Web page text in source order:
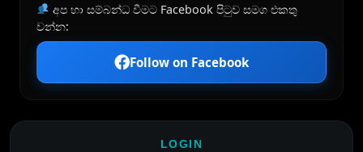
අප හා සම්බන්ධ වීමට Facebook පිටුව සමග එකතු
වන්න:
Follow on Facebook
LOGIN